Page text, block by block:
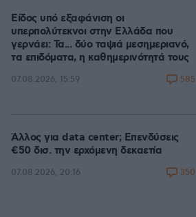
Είδος υπό εξαφάνιση οι
υπερπολύτεκνοι στην Ελλάδα που
γερνάει: Τα... δύο ταψιά μεσημεριανό,
τα επιδόματα, η καθημερινότητά τους
07.08.2026, 15:59 585
Άλλος για data center; Επενδύσεις
€50 δισ. την ερχόμενη δεκαετία
07.08.2026, 20:16 350